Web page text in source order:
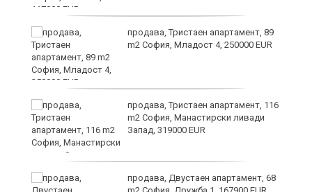
продава, Тристаен апартамент, 89
m2 София, Младост 4, 250000 EUR
продава, Тристаен апартамент, 116
m2 София, Манастирски ливади
Запад, 319000 EUR
продава, Двустаен апартамент, 68
m2 София, Дружба 1, 167900 EUR